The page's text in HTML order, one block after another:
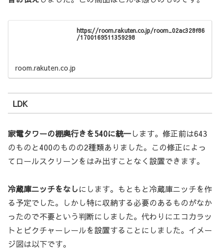
https://room.rakuten.co.jp/room_02ac328f86
/1700169511359298
room.rakuten.co.jp
LDK
家電タワーの棚奥行きを540に統一します。修正前は643
のものと400のものの2種類ありました。この修正によっ
てロールスクリーンをはみ出すことなく設置できます。
冷蔵庫ニッチをなしにします。もともと冷蔵庫ニッチを作
る予定でした。しかし特に収納する必要のあるものがなか
ったので不要という判断にしました。代わりにエコカラッ
トとピクチャーレールを設置することにしました。イメー
ジ図は以下です。